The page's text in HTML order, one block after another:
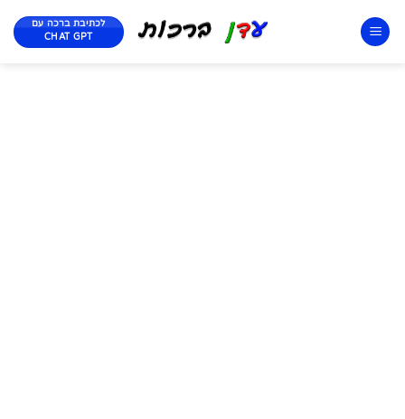
לכתיבת ברכה עם
CHAT GPT